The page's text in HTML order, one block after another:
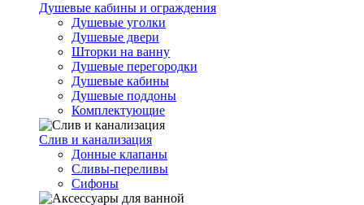
Душевые кабины и ограждения
Душевые уголки
Душевые двери
Шторки на ванну
Душевые перегородки
Душевые кабины
Душевые поддоны
Комплектующие
Слив и канализация
Донные клапаны
Сливы-переливы
Сифоны